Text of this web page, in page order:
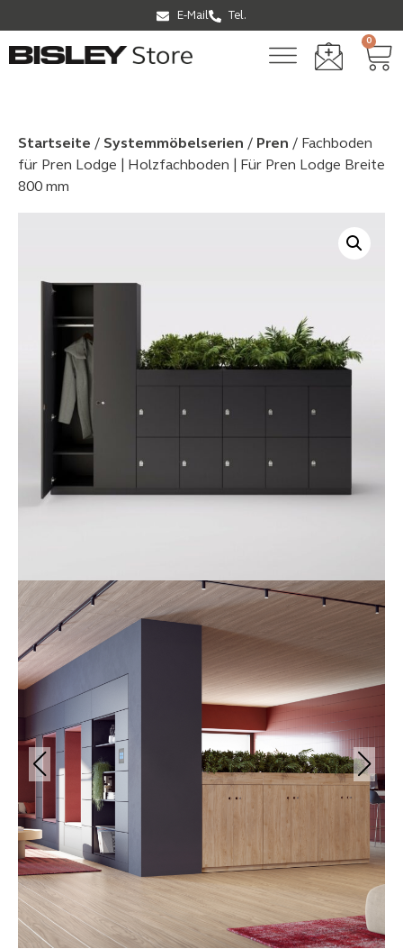
E-Mail Tel.
0
Startseite / Systemmöbel­serien / Pren / Fachboden
für Pren Lodge | Holzfachboden | Für Pren Lodge Breite
800 mm